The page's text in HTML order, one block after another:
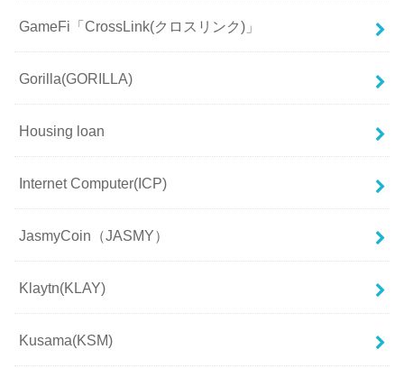
GameFi「CrossLink(クロスリンク)」
Gorilla(GORILLA)
Housing loan
Internet Computer(ICP)
JasmyCoin（JASMY）
Klaytn(KLAY)
Kusama(KSM)